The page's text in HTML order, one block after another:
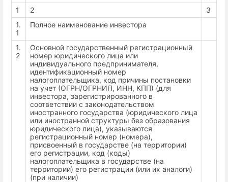
1
2
3
1.
1
Полное наименование инвестора
1.
2
Основной государственный регистрационный
номер юридического лица или
индивидуального предпринимателя,
идентификационный номер
налогоплательщика, код причины постановки
на учет (ОГРН/ОГРНИП, ИНН, КПП) (для
инвестора, зарегистрированного в
соответствии с законодательством
иностранного государства (юридического лица
или иностранной структуры без образования
юридического лица), указываются
регистрационный номер (номера),
присвоенный в государстве (на территории)
его регистрации, код (коды)
налогоплательщика в государстве (на
территории) его регистрации (или их аналоги)
(при наличии)